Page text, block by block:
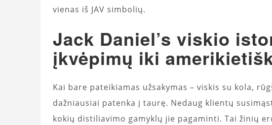
vienas iš JAV simbolių.
Jack Daniel’s viskio
įkvėpimų iki
Kai bare pateikiamas užsakymas – viskis su kola,
dažniausiai patenka į taurę. Nedaug klientų
kokių distiliavimo gamyklų jie pagaminti. Tai žinių